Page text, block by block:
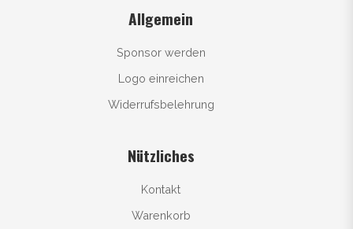
Allgemein
Sponsor werden
Logo einreichen
Widerrufsbelehrung
Nützliches
Kontakt
Warenkorb